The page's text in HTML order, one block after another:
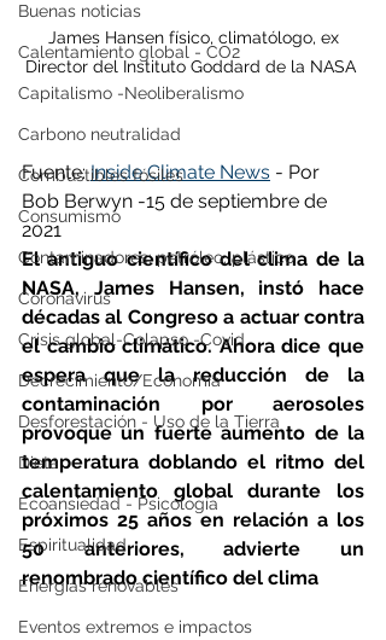
Buenas noticias
Calentamiento global - CO2
Capitalismo -Neoliberalismo
Carbono neutralidad
Combustibles fósiles
Consumismo
Contaminadores: petróleo, plástico
Coronavirus
Crisis global-Colapso -Covid
Decrecimiento/Economía
Desforestación - Uso de la Tierra
Dieta
Ecoansiedad - Psicología
Espiritualidad
Energías renovables
Eventos extremos e impactos
Director del Instituto Goddard de la NASA
Fuente: Inside Climate News - Por
Bob Berwyn -15 de septiembre de
2021
El antiguo científico del clima de la
NASA, James Hansen, instó hace
décadas al Congreso a actuar contra
el cambio climático. Ahora dice que
espera que la reducción de la
contaminación por aerosoles
provoque un fuerte aumento de la
temperatura doblando el ritmo del
calentamiento global durante los
próximos 25 años en relación a los
50 anteriores, advierte un
renombrado científico del clima